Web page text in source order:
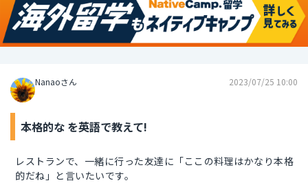
Nanaoさん 2023/07/25 10:00
本格的な を英語で教えて!
レストランで、一緒に行った友達に「ここの料理はかなり本格
的だね」と言いたいです。